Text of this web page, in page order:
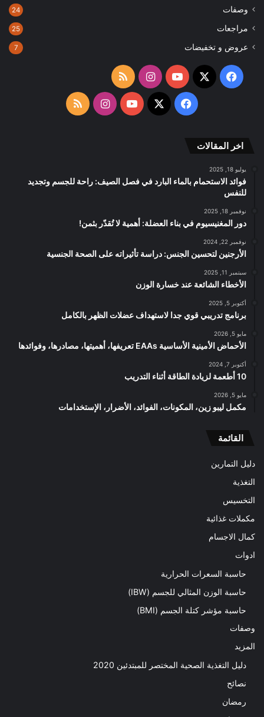
وصفات 24
مراجعات 25
عروض و تخفيضات 7
فيسبوك
‫X
‫YouTubeانستقرامملخص
الموقع
فيسبوك
‫X
‫YouTubeانستقرامملخص
اخر المقالات
يوليو 18, 2025
فوائد الاستحمام بالماء البارد في فصل الصيف: راحة للجسم وتجديد
للنفس
نوفمبر 18, 2025
دور المغنيسيوم في بناء العضلة: أهمية لا تُقدّر بثمن!
نوفمبر 22, 2024
الأرجنين لتحسين الجنس: دراسة تأثيراته على الصحة الجنسية
سبتمبر 11, 2025
الأخطاء الشائعة عند خسارة الوزن
أكتوبر 5, 2025
برنامج تدريبي قوي جدا لاستهداف عضلات الظهر بالكامل
مايو 5, 2026
الأحماض الأمينية الأساسية EAAs تعريفها، أهميتها، مصادرها، وفوائدها
أكتوبر 7, 2024
10 أطعمة لزيادة الطاقة أثناء التدريب
مايو 5, 2026
مكمل ليبو زين، المكونات، الفوائد، الأضرار، الإستخدامات
القائمة
دليل التمارين
التغذية
التخسيس
مكملات غذائية
كمال الاجسام
ادوات
حاسبة السعرات الحرارية
حاسبة الوزن المثالي للجسم (IBW)
حاسبة مؤشر كتلة الجسم (BMI)
وصفات
المزيد
دليل التغذية الصحية المختصر للمبتدئين 2020​
نصائح
رمضان